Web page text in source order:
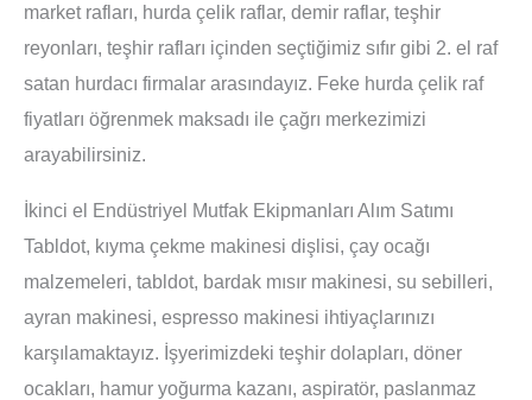
market rafları, hurda çelik raflar, demir raflar, teşhir
reyonları, teşhir rafları içinden seçtiğimiz sıfır gibi 2. el raf
satan hurdacı firmalar arasındayız. Feke hurda çelik raf
fiyatları öğrenmek maksadı ile çağrı merkezimizi
arayabilirsiniz.
İkinci el Endüstriyel Mutfak Ekipmanları Alım Satımı
Tabldot, kıyma çekme makinesi dişlisi, çay ocağı
malzemeleri, tabldot, bardak mısır makinesi, su sebilleri,
ayran makinesi, espresso makinesi ihtiyaçlarınızı
karşılamaktayız. İşyerimizdeki teşhir dolapları, döner
ocakları, hamur yoğurma kazanı, aspiratör, paslanmaz